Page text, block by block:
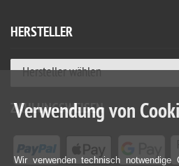
HERSTELLER
Hersteller wählen
ZAHLUNGSWEISEN
Verwendung von
Wir verwenden technisch